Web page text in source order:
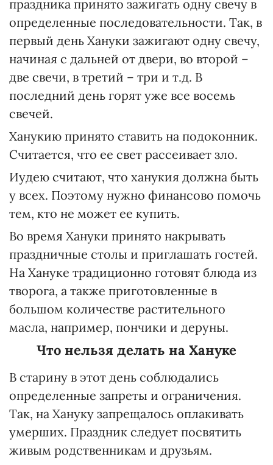
праздника принято зажигать одну свечу в
определенные последовательности. Так, в
первый день Хануки зажигают одну свечу,
начиная с дальней от двери, во второй –
две свечи, в третий – три и т.д. В
последний день горят уже все восемь
свечей.
Ханукию принято ставить на подоконник.
Считается, что ее свет рассеивает зло.
Иудею считают, что ханукия должна быть
у всех. Поэтому нужно финансово помочь
тем, кто не может ее купить.
Во время Хануки принято накрывать
праздничные столы и приглашать гостей.
На Хануке традиционно готовят блюда из
творога, а также приготовленные в
большом количестве растительного
масла, например, пончики и деруны.
Что нельзя делать на Хануке
В старину в этот день соблюдались
определенные запреты и ограничения.
Так, на Хануку запрещалось оплакивать
умерших. Праздник следует посвятить
живым родственникам и друзьям.